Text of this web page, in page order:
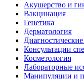
Акушерство и
Вакцинация
Генетика
Дерматология
Консультации
Косметология
Лабораторные
Манипуляции и